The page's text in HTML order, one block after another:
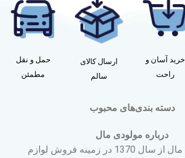
خرید آسان و
راحت
ارسال کالای
سالم
حمل و نقل
مطمئن
دسته بندی‌های محبوب
درباره مولودی مال
گروه مولودی مال از سال 1370 در زمینه فروش لوازم